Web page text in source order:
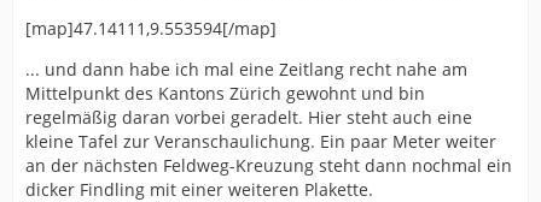
[map]47.14111,9.553594[/map]
... und dann habe ich mal eine Zeitlang recht nahe am
Mittelpunkt des Kantons Zürich gewohnt und bin
regelmäßig daran vorbei geradelt. Hier steht auch eine
kleine Tafel zur Veranschaulichung. Ein paar Meter weiter
an der nächsten Feldweg-Kreuzung steht dann nochmal ein
dicker Findling mit einer weiteren Plakette.